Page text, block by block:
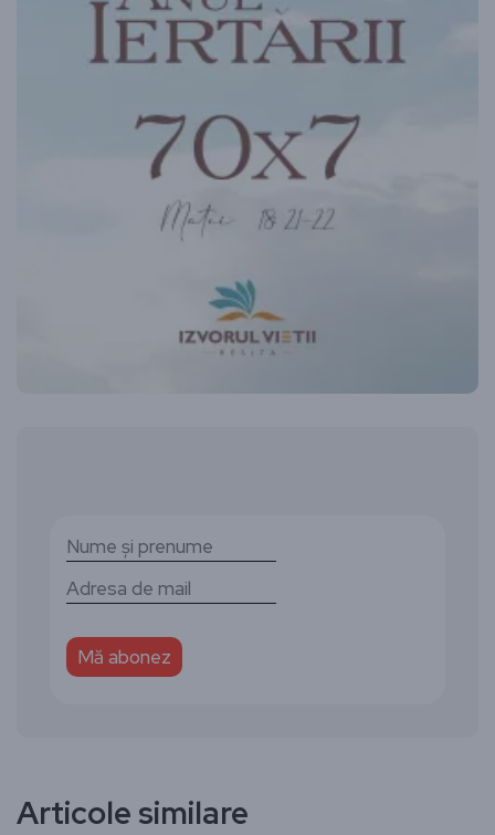
Articole similare